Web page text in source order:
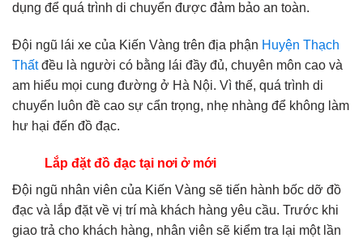
dụng để quá trình di chuyển được đảm bảo an toàn.
Đội ngũ lái xe của Kiến Vàng trên địa phận Huyện Thạch
Thấtđều là người có bằng lái đầy đủ, chuyên môn cao và
am hiểu mọi cung đường ở Hà Nội. Vì thế, quá trình di
chuyển luôn đề cao sự cẩn trọng, nhẹ nhàng để không làm
hư hại đến đồ đạc.
Lắp đặt đồ đạc tại nơi ở mới
Đội ngũ nhân viên của Kiến Vàng sẽ tiến hành bốc dỡ đồ
đạc và lắp đặt về vị trí mà khách hàng yêu cầu. Trước khi
giao trả cho khách hàng, nhân viên sẽ kiểm tra lại một lần